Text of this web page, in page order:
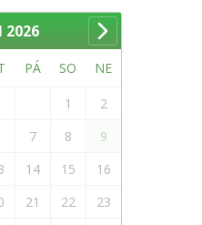
2026
PÁ SO NE
1
2
7 8
9
14 15
16
21 22
23